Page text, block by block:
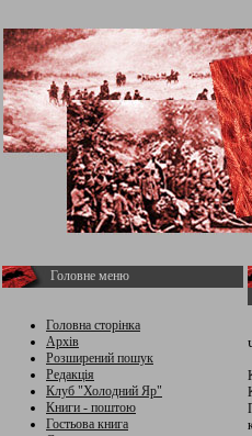
Головне меню
Головна сторінка
Архів
Розширений пошук
Редакція
Клуб "Холодний Яр"
Книги - поштою
Гостьова книга